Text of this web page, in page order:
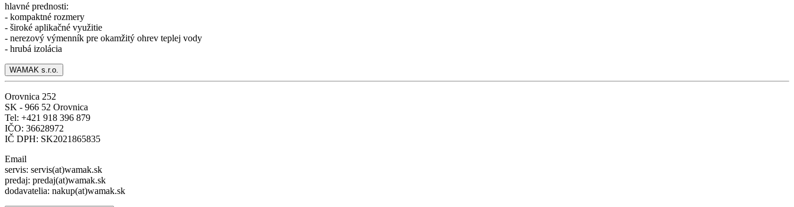
hlavné prednosti:
- kompaktné rozmery
- široké aplikačné využitie
- nerezový výmenník pre okamžitý ohrev teplej vody
- hrubá izolácia
WAMAK s.r.o.
Orovnica 252
SK - 966 52 Orovnica
Tel: +421 918 396 879
IČO: 36628972
IČ DPH: SK2021865835
Email
servis: servis(at)wamak.sk
predaj: predaj(at)wamak.sk
dodavatelia: nakup(at)wamak.sk